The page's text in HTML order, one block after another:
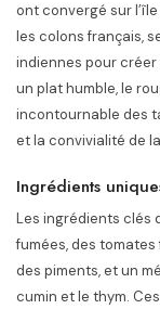
ont convergé sur
les colons français,
indiennes pour
un plat humble, le
incontournable des
et la convivialité de
Ingrédients
Les ingrédients clés
fumées, des tomates
des piments, et un
cumin et le thym.